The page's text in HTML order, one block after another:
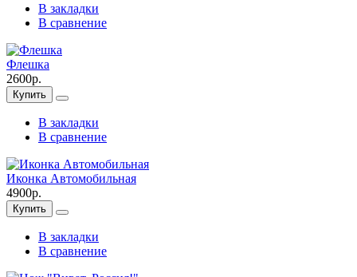
В закладки
В сравнение
Флешка
2600р.
Купить
В закладки
В сравнение
Иконка Автомобильная
4900р.
Купить
В закладки
В сравнение